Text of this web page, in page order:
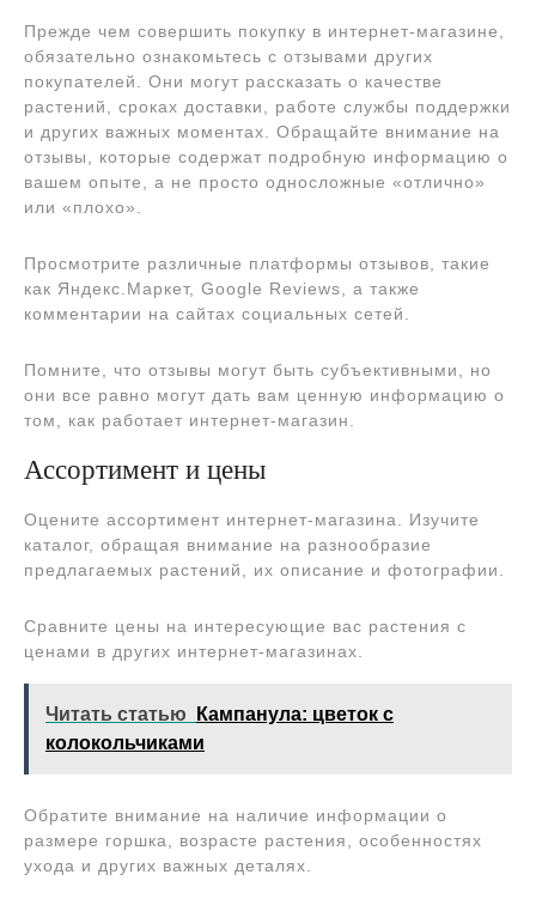
Прежде чем совершить покупку в интернет-магазине,
обязательно ознакомьтесь с отзывами других
покупателей. Они могут рассказать о качестве
растений, сроках доставки, работе службы поддержки
и других важных моментах. Обращайте внимание на
отзывы, которые содержат подробную информацию о
вашем опыте, а не просто односложные «отлично»
или «плохо».
Просмотрите различные платформы отзывов, такие
как Яндекс.Маркет, Google Reviews, а также
комментарии на сайтах социальных сетей.
Помните, что отзывы могут быть субъективными, но
они все равно могут дать вам ценную информацию о
том, как работает интернет-магазин.
Ассортимент и цены
Оцените ассортимент интернет-магазина. Изучите
каталог, обращая внимание на разнообразие
предлагаемых растений, их описание и фотографии.
Сравните цены на интересующие вас растения с
ценами в других интернет-магазинах.
Читать статью
Кампанула: цветок с
колокольчиками
Обратите внимание на наличие информации о
размере горшка, возрасте растения, особенностях
ухода и других важных деталях.